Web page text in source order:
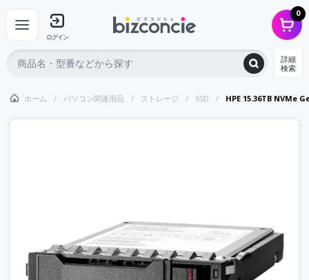
ログイン
0
詳細
検索
ホーム パソコン関連用品 ストレージ SSD HPE 15.36TB NVMe